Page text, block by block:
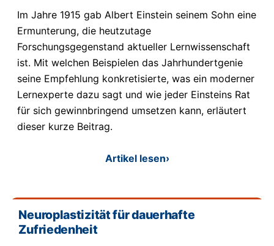
Im Jahre 1915 gab Albert Einstein seinem Sohn eine
Ermunterung, die heutzutage
Forschungsgegenstand aktueller Lernwissenschaft
ist. Mit welchen Beispielen das Jahrhundertgenie
seine Empfehlung konkretisierte, was ein moderner
Lernexperte dazu sagt und wie jeder Einsteins Rat
für sich gewinnbringend umsetzen kann, erläutert
dieser kurze Beitrag.
Artikel lesen›
Neuroplastizität für dauerhafte
Zufriedenheit